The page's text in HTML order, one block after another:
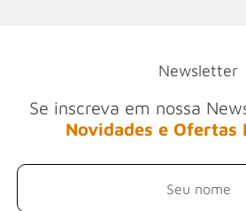
Newsletter
Se inscreva em nossa
Novidades e Ofertas